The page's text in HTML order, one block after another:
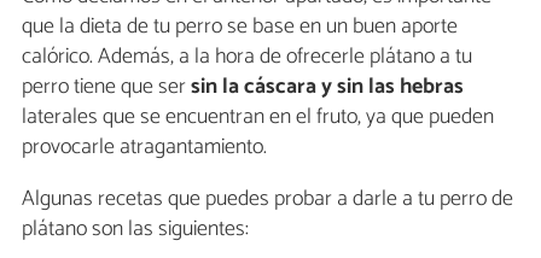
que la dieta de tu perro se base en un buen aporte
calórico. Además, a la hora de ofrecerle plátano a tu
perro tiene que sersin la cáscara y sin las hebras
laterales que se encuentran en el fruto, ya que pueden
provocarle atragantamiento.
Algunas recetas que puedes probar a darle a tu perro de
plátano son las siguientes: